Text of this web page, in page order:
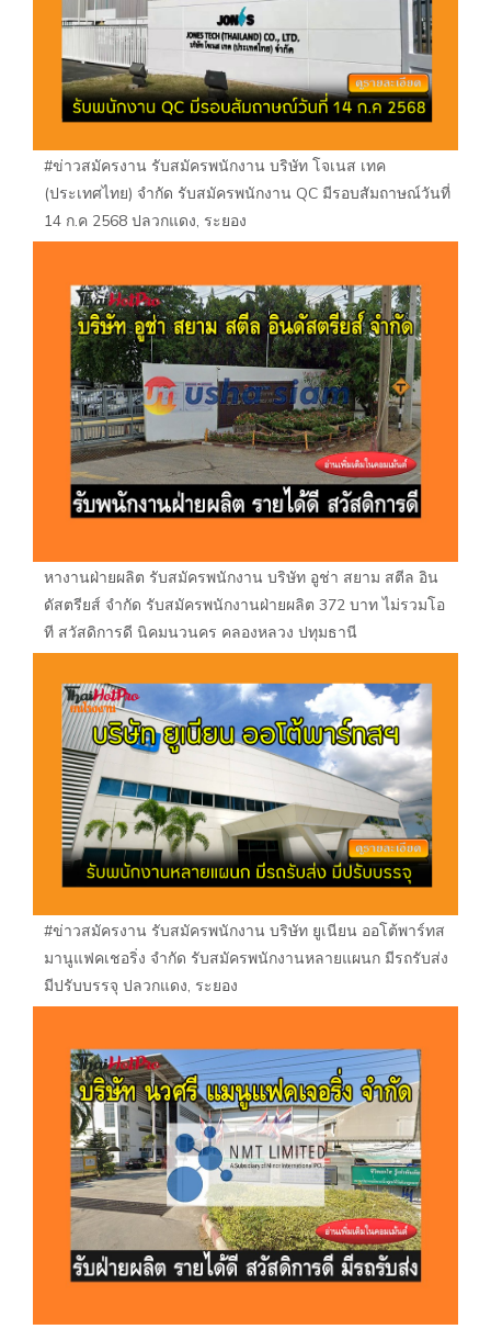
#ข่าวสมัครงาน รับสมัครพนักงาน บริษัท โจเนส เทค
(ประเทศไทย) จำกัด รับสมัครพนักงาน QC มีรอบสัมถาษณ์วันที่
14 ก.ค 2568 ปลวกแดง, ระยอง
หางานฝ่ายผลิต รับสมัครพนักงาน บริษัท อูช่า สยาม สตีล อิน
ดัสตรียส์ จำกัด รับสมัครพนักงานฝ่ายผลิต 372 บาท ไม่รวมโอ
ที สวัสดิการดี นิคมนวนคร คลองหลวง ปทุมธานี
#ข่าวสมัครงาน รับสมัครพนักงาน บริษัท ยูเนียน ออโต้พาร์ทส
มานูแฟคเชอริ่ง จำกัด รับสมัครพนักงานหลายแผนก มีรถรับส่ง
มีปรับบรรจุ ปลวกแดง, ระยอง